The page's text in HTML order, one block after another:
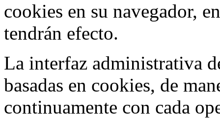
cookies en su navegador,
tendrán efecto.
La interfaz administrativa
basadas en cookies, de
continuamente con cada